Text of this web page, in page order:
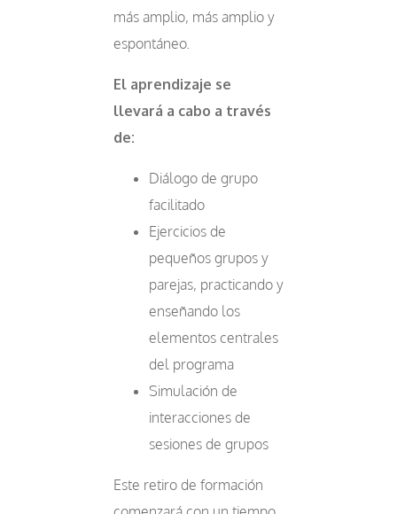
más amplio, más amplio y
espontáneo.
El aprendizaje se
llevará a cabo a través
de:
Diálogo de grupo
facilitado
Ejercicios de
pequeños grupos y
parejas, practicando y
enseñando los
elementos centrales
del programa
Simulación de
interacciones de
sesiones de grupos
Este retiro de formación